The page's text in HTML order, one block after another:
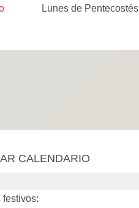
Lunes de Pentecostés
CALENDARIO
festivos: